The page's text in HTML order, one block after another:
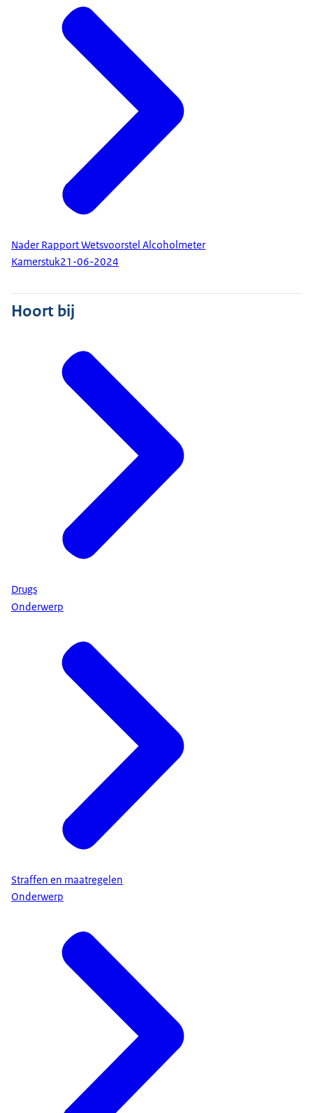
Nader Rapport Wetsvoorstel Alcoholmeter
Kamerstuk21-06-2024
Hoort bij
Drugs
Onderwerp
Straffen en maatregelen
Onderwerp